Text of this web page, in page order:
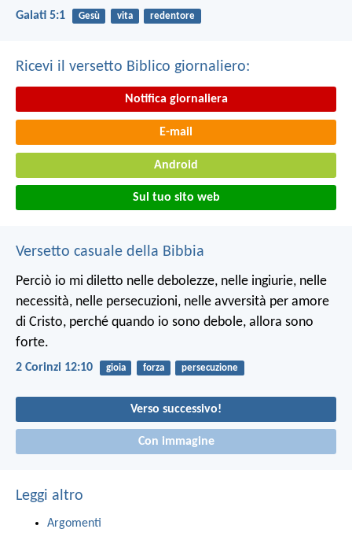
Galati 5:1 Gesù vita redentore
Ricevi il versetto Biblico giornaliero:
Notifica giornaliera
E-mail
Android
Sul tuo sito web
Versetto casuale della Bibbia
Perciò io mi diletto nelle debolezze, nelle ingiurie, nelle
necessità, nelle persecuzioni, nelle avversità per amore
di Cristo, perché quando io sono debole, allora sono
forte.
2 Corinzi 12:10 gioia forza persecuzione
Verso successivo!
Con immagine
Leggi altro
Argomenti